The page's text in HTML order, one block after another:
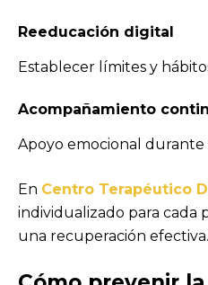
Reeducación digital
Establecer límites y
Acompañamiento
Apoyo emocional durante
En Centro Terapéutico
individualizado para cada
una recuperación efectiva.